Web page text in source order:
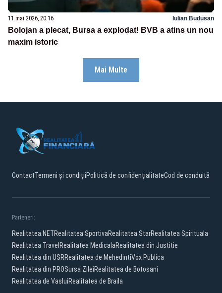
11 mai 2026, 20:16 Iulian Budusan
Bolojan a plecat, Bursa a explodat! BVB a atins un nou
maxim istoric
Mai Multe
ContactTermeni și condițiiPolitică de confidențialitateCod de conduită
Parteneri:
Realitatea.NETRealitatea SportivaRealitatea StarRealitatea Spirituala
Realitatea Travel Realitatea MedicalaRealitatea din Justitie
Realitatea din USRRealitatea de MehedintiVox Publica
Realitatea din PROSursa ZileiRealitatea de Botosani
Realitatea de VasluiRealitatea de Braila